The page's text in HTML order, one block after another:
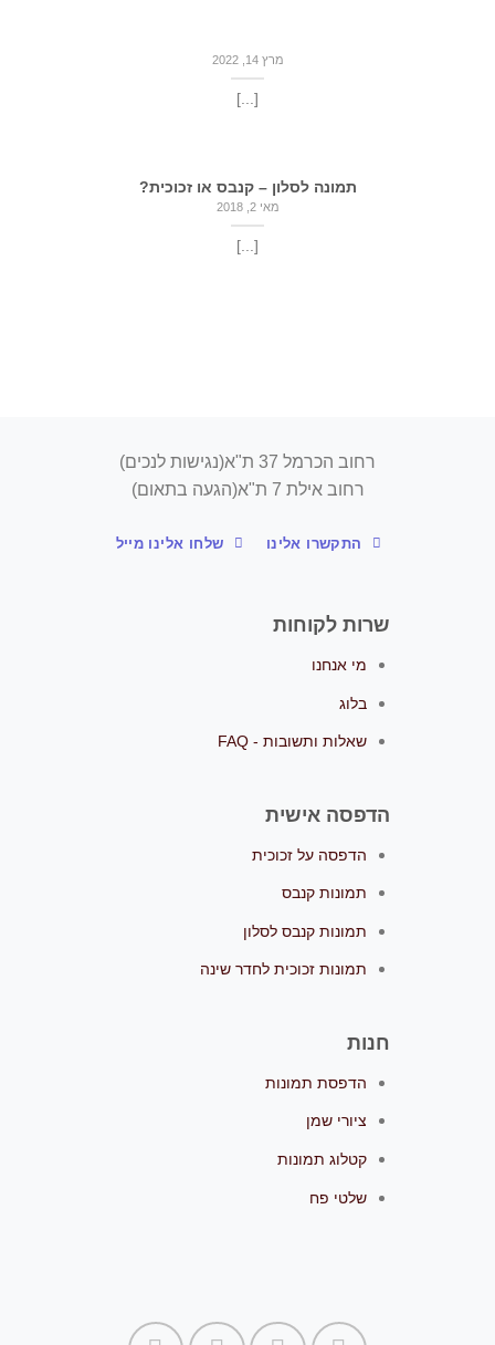
מרץ 14, 2022
[...]
תמונה לסלון – קנבס או זכוכית?
מאי 2, 2018
[...]
רחוב הכרמל 37 ת"א(נגישות לנכים)
רחוב אילת 7 ת"א(הגעה בתאום)
התקשרו אלינו שלחו אלינו מייל
שרות לקוחות
מי אנחנו
בלוג
שאלות ותשובות - FAQ
הדפסה אישית
הדפסה על זכוכית
תמונות קנבס
תמונות קנבס לסלון
תמונות זכוכית לחדר שינה
חנות
הדפסת תמונות
ציורי שמן
קטלוג תמונות
שלטי פח